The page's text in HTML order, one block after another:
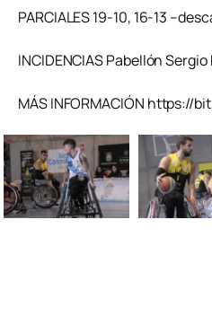
PARCIALES 19-10, 16-13
INCIDENCIAS Pabellón
MÁS INFORMACIÓN https://